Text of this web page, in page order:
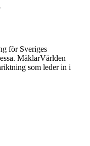
för Sveriges
MäklarVärlden
som leder in i